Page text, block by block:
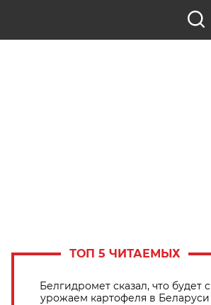
ТОП 5 ЧИТАЕМЫХ
Белгидромет сказал, что будет с
урожаем картофеля в Беларуси